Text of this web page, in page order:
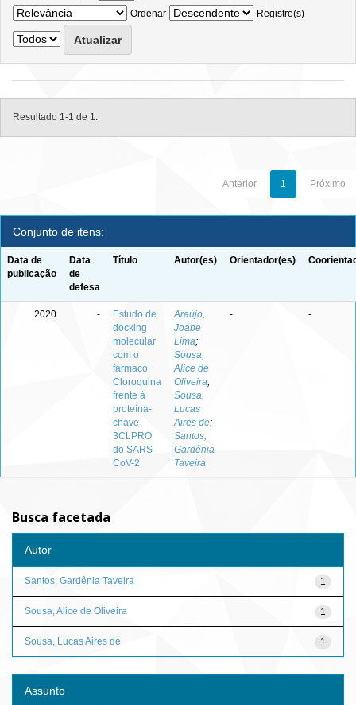
Ordenar
Registro(s)
Resultado 1-1 de 1.
Anterior 1 Próximo
Conjunto de itens:
Data de
publicação
Data
de
defesa
Título Autor(es) Orientador(es)
2020 -
Estudo de
docking
molecular
com o
fármaco
Cloroquina
frente à
proteína-
chave
3CLPRO
do SARS-
CoV-2
Araújo,
Joabe
Lima;
Sousa,
Alice de
Oliveira;
Sousa,
Lucas
Aires de;
Santos,
Gardênia
Taveira
- -
Busca facetada
Autor
1
Santos, Gardênia Taveira
1
Sousa, Alice de Oliveira
1
Sousa, Lucas Aires de
Assunto